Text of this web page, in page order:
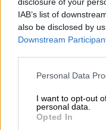
IAB’s list of
also be disclosed by
Downstream
Please note that this
not limited to your visit
grant or deny consent
use your data for
Personal Data
I want to opt-out
personal data.
Opted In
χωρίς να έχουν
πραγματικά
δεν συνιστά
υπουργός
γνωρίζει πως
εξετάζεται από
αθώος μέχρι να